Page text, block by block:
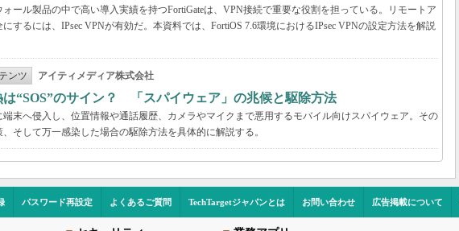
ール製品の中で高い導入実績を持つFortiGateは、VPN接続で重要な役割を担っている。リモートア
するには、IPsec VPNが有効だ。本資料では、FortiOS 7.6環境におけるIPsec VPNの設定方法を解説
ンツ アイティメディア株式会社
は“SOS”のサイン？ 「スパイウェア」の兆候と駆除方法
末へ侵入し、位置情報や通話履歴、カメラやマイクまで悪用するモバイル向けスパイウェア。その
そして万一感染した場合の駆除方法を具体的に解説する。
パスワード再設定 よくあるご質問 TechTargetジャパンとは お問い合わせ 広告掲載について